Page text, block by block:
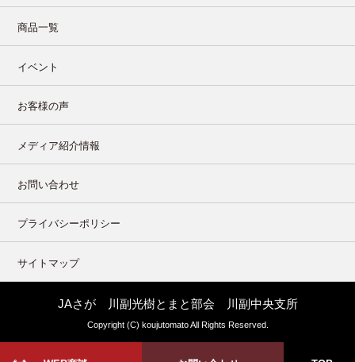
商品一覧
イベント
お客様の声
メディア紹介情報
お問い合わせ
プライバシーポリシー
サイトマップ
JAさが 川副光樹とまと部会 川副中央支所
Copyright (C) koujutomato All Rights Reserved.